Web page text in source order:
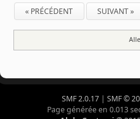
« PRÉCÉDENT SUIVANT »
SMF 2.0.17| SMF ©
Page générée en 0.013